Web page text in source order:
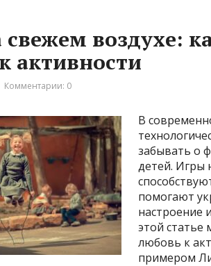
воздухе:
активности
Комментарии: 0
В
забывать о
детей. Игры
помогают
настроение
этой статье
любовь к
примером